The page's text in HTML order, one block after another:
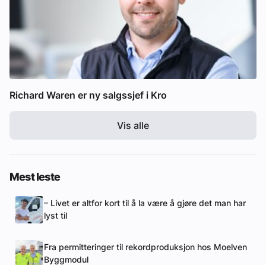
Richard Waren er ny salgssjef i Kro
Vis alle
Mest leste
– Livet er altfor kort til å la være å gjøre det man har
lyst til
Fra permitteringer til rekordproduksjon hos Moelven
Byggmodul